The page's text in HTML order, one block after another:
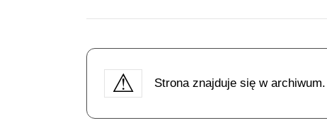
Strona znajduje się w archiwum.